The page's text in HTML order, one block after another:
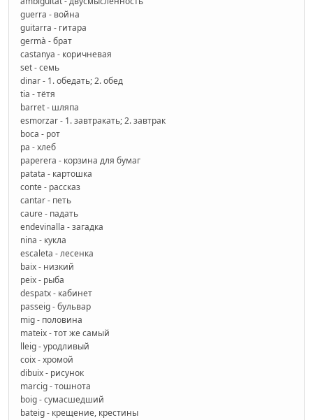
guerra - война
guitarra - гитара
germà - брат
castanya - коричневая
set - семь
dinar - 1. обедать; 2. обед
tia - тётя
barret - шляпа
esmorzar - 1. завтракать; 2. завтрак
boca - рот
pa - хлеб
paperera - корзина для бумаг
patata - картошка
conte - рассказ
cantar - петь
caure - падать
endevinalla - загадка
nina - кукла
escaleta - лесенка
baix - низкий
peix - рыба
despatx - кабинет
passeig - бульвар
mig - половина
mateix - тот же самый
lleig - уродливый
coix - хромой
dibuix - рисунок
marcig - тошнота
boig - сумасшедший
bateig - крещение, крестины